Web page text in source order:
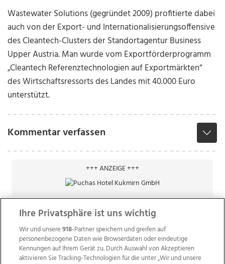
Wastewater Solutions (gegründet 2009) profitierte dabei
auch von der Export- und Internationalisierungsoffensive
des Cleantech-Clusters der Standortagentur Business
Upper Austria. Man wurde vom Exportförderprogramm
„Cleantech Referenztechnologien auf Exportmärkten“
des Wirtschaftsressorts des Landes mit 40.000 Euro
unterstützt.
Kommentar verfassen
+++ ANZEIGE +++
Ihre Privatsphäre ist uns wichtig
Wir und unsere918-Partner speichern und greifen auf
personenbezogene Daten wie Browserdaten oder eindeutige
Kennungen auf Ihrem Gerät zu. Durch Auswahl von Akzeptieren
aktivieren Sie Tracking-Technologien für die unter „Wir und unsere